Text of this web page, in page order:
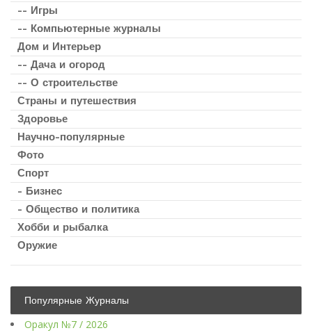
-- Игры
-- Компьютерные журналы
Дом и Интерьер
-- Дача и огород
-- О строительстве
Страны и путешествия
Здоровье
Научно-популярные
Фото
Спорт
- Бизнес
- Общество и политика
Хобби и рыбалка
Оружие
Популярные Журналы
Оракул №7 / 2026